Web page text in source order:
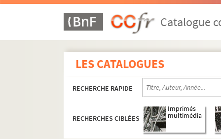
Catalogue
LES CATALOGUES
RECHERCHE RAPIDE
RECHERCHES CIBLÉES
Imprimés
multimédia